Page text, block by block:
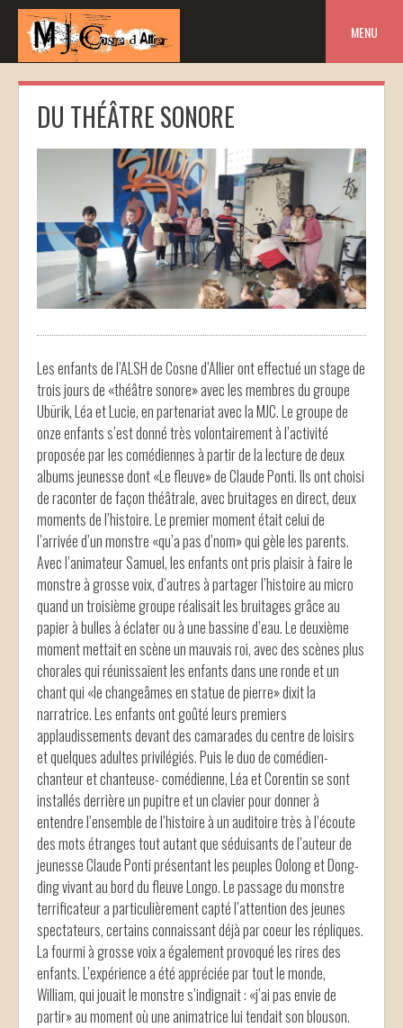
Skip
content
MENU
DU THÉÂTRE SONORE
Les enfants de l’ALSH de Cosne d’Allier ont effectué un stage de
trois jours de «théâtre sonore» avec les membres du groupe
Ubürik, Léa et Lucie, en partenariat avec la MJC. Le groupe de
onze enfants s’est donné très volontairement à l’activité
proposée par les comédiennes à partir de la lecture de deux
albums jeunesse dont «Le fleuve» de Claude Ponti. Ils ont choisi
de raconter de façon théâtrale, avec bruitages en direct, deux
moments de l’histoire. Le premier moment était celui de
l’arrivée d’un monstre «qu’a pas d’nom» qui gèle les parents.
Avec l’animateur Samuel, les enfants ont pris plaisir à faire le
monstre à grosse voix, d’autres à partager l’histoire au micro
quand un troisième groupe réalisait les bruitages grâce au
papier à bulles à éclater ou à une bassine d’eau. Le deuxième
moment mettait en scène un mauvais roi, avec des scènes plus
chorales qui réunissaient les enfants dans une ronde et un
chant qui «le changeâmes en statue de pierre» dixit la
narratrice. Les enfants ont goûté leurs premiers
applaudissements devant des camarades du centre de loisirs
et quelques adultes privilégiés. Puis le duo de comédien-
chanteur et chanteuse- comédienne, Léa et Corentin se sont
installés derrière un pupitre et un clavier pour donner à
entendre l’ensemble de l’histoire à un auditoire très à l’écoute
des mots étranges tout autant que séduisants de l’auteur de
jeunesse Claude Ponti présentant les peuples Oolong et Dong-
ding vivant au bord du fleuve Longo. Le passage du monstre
terrificateur a particulièrement capté l’attention des jeunes
spectateurs, certains connaissant déjà par coeur les répliques.
La fourmi à grosse voix a également provoqué les rires des
enfants. L’expérience a été appréciée par tout le monde,
William, qui jouait le monstre s’indignait : «j’ai pas envie de
partir» au moment où une animatrice lui tendait son blouson.